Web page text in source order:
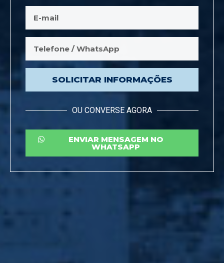
SOLICITAR INFORMAÇÕES
OU CONVERSE AGORA
ENVIAR MENSAGEM NO
WHATSAPP